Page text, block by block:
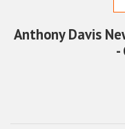
Anthony Davis
-